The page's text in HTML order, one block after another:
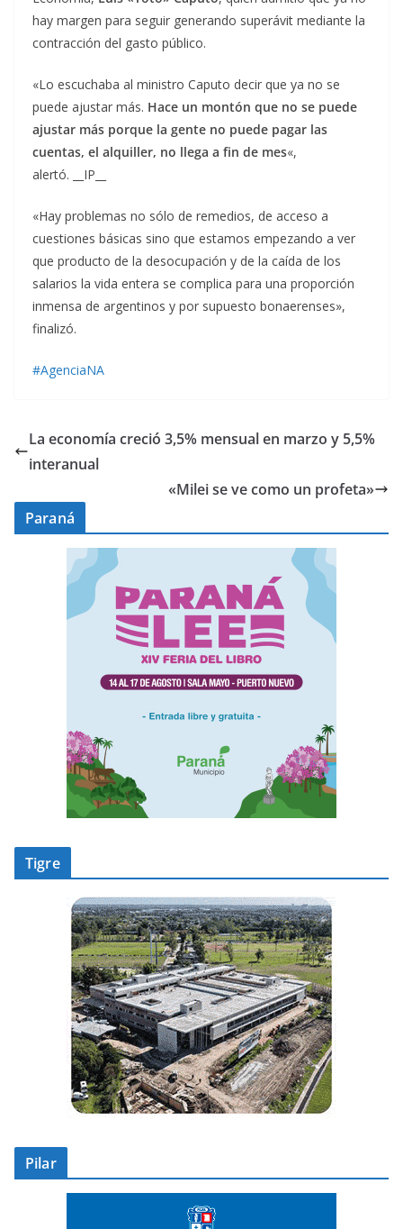
hay margen para seguir generando superávit mediante la
contracción del gasto público.
«Lo escuchaba al ministro Caputo decir que ya no se
puede ajustar más. Hace un montón que no se puede
ajustar más porque la gente no puede pagar las
cuentas, el alquiller, no llega a fin de mes«,
alertó. __IP__
«Hay problemas no sólo de remedios, de acceso a
cuestiones básicas sino que estamos empezando a ver
que producto de la desocupación y de la caída de los
salarios la vida entera se complica para una proporción
inmensa de argentinos y por supuesto bonaerenses»,
finalizó.
#AgenciaNA
La economía creció 3,5% mensual en marzo y 5,5%
interanual
«Milei se ve como un profeta»
Paraná
Tigre
Pilar